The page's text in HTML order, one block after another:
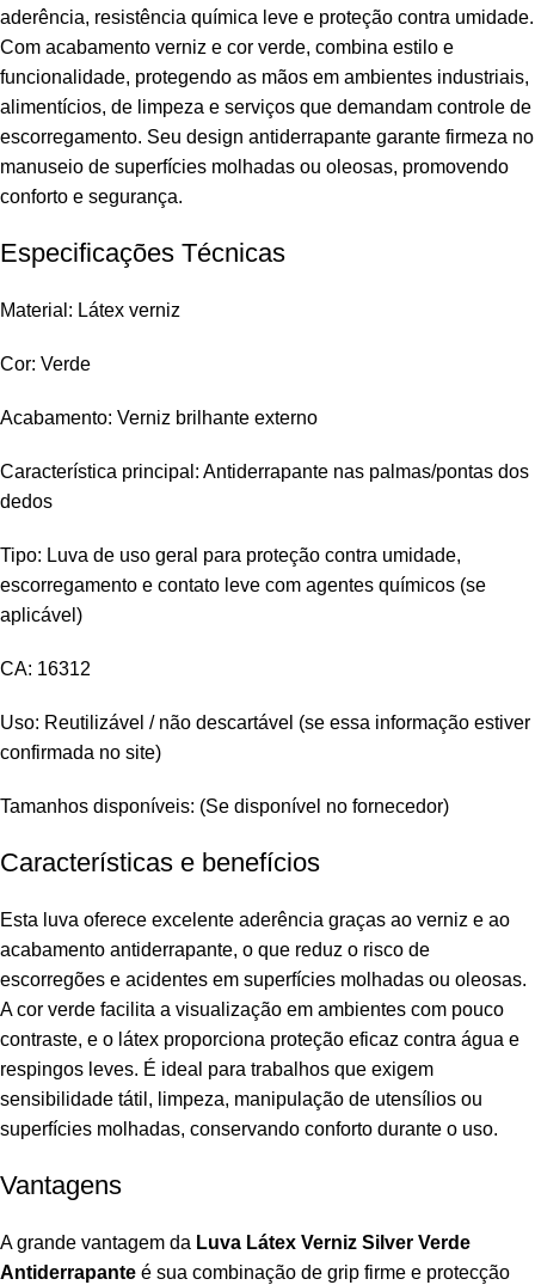
aderência, resistência química leve e proteção contra umidade.
Com acabamento verniz e cor verde, combina estilo e
funcionalidade, protegendo as mãos em ambientes industriais,
alimentícios, de limpeza e serviços que demandam controle de
escorregamento. Seu design antiderrapante garante firmeza no
manuseio de superfícies molhadas ou oleosas, promovendo
conforto e segurança.
Especificações Técnicas
Material: Látex verniz
Cor: Verde
Acabamento: Verniz brilhante externo
Característica principal: Antiderrapante nas palmas/pontas dos
dedos
Tipo: Luva de uso geral para proteção contra umidade,
escorregamento e contato leve com agentes químicos (se
aplicável)
CA: 16312
Uso: Reutilizável / não descartável (se essa informação estiver
confirmada no site)
Tamanhos disponíveis: (Se disponível no fornecedor)
Características e benefícios
Esta luva oferece excelente aderência graças ao verniz e ao
acabamento antiderrapante, o que reduz o risco de
escorregões e acidentes em superfícies molhadas ou oleosas.
A cor verde facilita a visualização em ambientes com pouco
contraste, e o látex proporciona proteção eficaz contra água e
respingos leves. É ideal para trabalhos que exigem
sensibilidade tátil, limpeza, manipulação de utensílios ou
superfícies molhadas, conservando conforto durante o uso.
Vantagens
A grande vantagem da Luva Látex Verniz Silver Verde
Antiderrapante é sua combinação de grip firme e protecção